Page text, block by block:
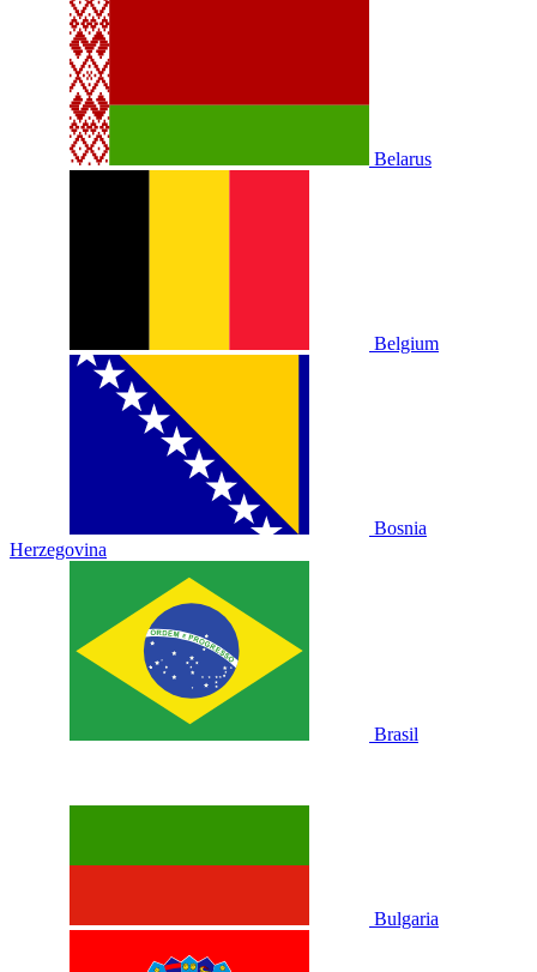
Belarus
Belgium
Bosnia
Herzegovina
Brasil
Bulgaria